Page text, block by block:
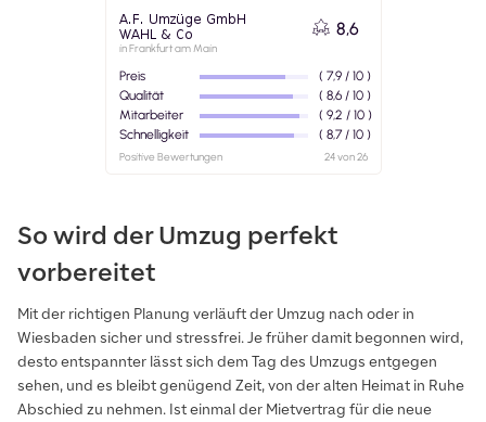
So wird der Umzug perfekt
vorbereitet
Mit der richtigen Planung verläuft der Umzug nach oder in
Wiesbaden sicher und stressfrei. Je früher damit begonnen wird,
desto entspannter lässt sich dem Tag des Umzugs entgegen
sehen, und es bleibt genügend Zeit, von der alten Heimat in Ruhe
Abschied zu nehmen. Ist einmal der Mietvertrag für die neue